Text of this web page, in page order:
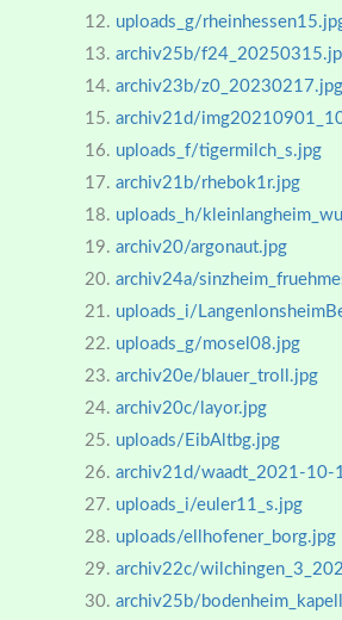
uploads_g/
archiv25b/
archiv23b/z0_20230217.jpg
archiv21d/
uploads_f/tigermilch_s.jpg
archiv21b/rhebok1r.jpg
uploads_h/
archiv20/argonaut.jpg
archiv24a/
uploads_i/
uploads_g/mosel08.jpg
archiv20e/blauer_troll.jpg
archiv20c/layor.jpg
uploads/EibAltbg.jpg
archiv21d/waadt_2021-10-
uploads_i/euler11_s.jpg
uploads/ellhofener_borg.jpg
archiv22c/
archiv25b/